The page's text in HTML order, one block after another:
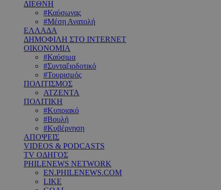
ΔΙΕΘΝΗ
#Καύσωνας
#Μέση Ανατολή
ΕΛΛΑΔΑ
ΔΗΜΟΦΙΛΗ ΣΤΟ INTERNET
ΟΙΚΟΝΟΜΙΑ
#Καύσιμα
#Συνταξιοδοτικό
#Τουρισμός
ΠΟΛΙΤΙΣΜΟΣ
ΑΤΖΕΝΤΑ
ΠΟΛΙΤΙΚΗ
#Κυπριακό
#Βουλή
#Κυβέρνηση
ΑΠΟΨΕΙΣ
VIDEOS & PODCASTS
TV ΟΔΗΓΟΣ
PHILENEWS NETWORK
EN.PHILENEWS.COM
LIKE